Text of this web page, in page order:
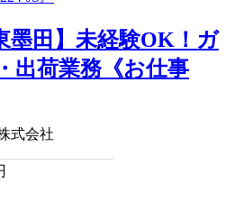
墨田】未経験OK！ガ
出荷業務《お仕事
式会社